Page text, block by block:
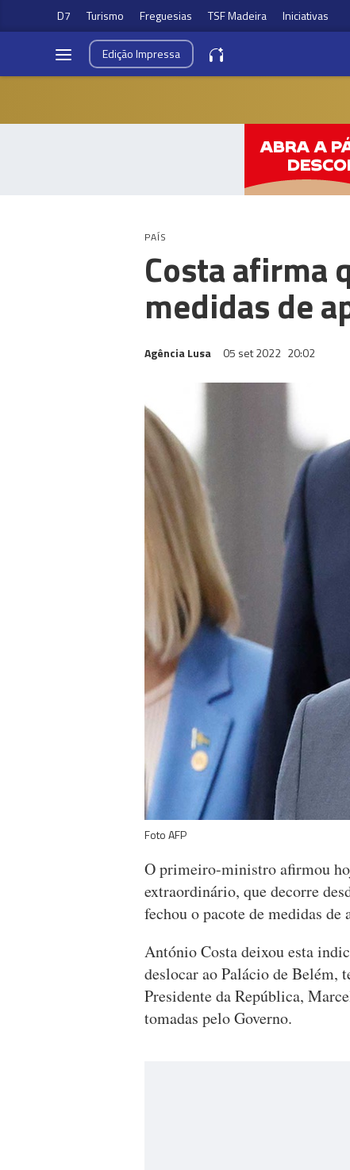
D7 Turismo Freguesias TSF Madeira Iniciativas
EdiçãoImpressa
PAÍS
Costa afirma
medidas de
Agência Lusa 05 set 2022 20:02
Foto AFP
O primeiro-ministro afirmou
extraordinário, que decorre
fechou o pacote de medidas
António Costa deixou esta
deslocar ao Palácio de Belém,
Presidente da República,
tomadas pelo Governo.